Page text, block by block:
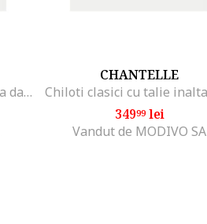
Chiloti clasici cu talie inalta dama C16IC5 01N, Sintetic, 36 EU, Bej
CHANTELLE
34999lei
Vandut de MODIVO SA